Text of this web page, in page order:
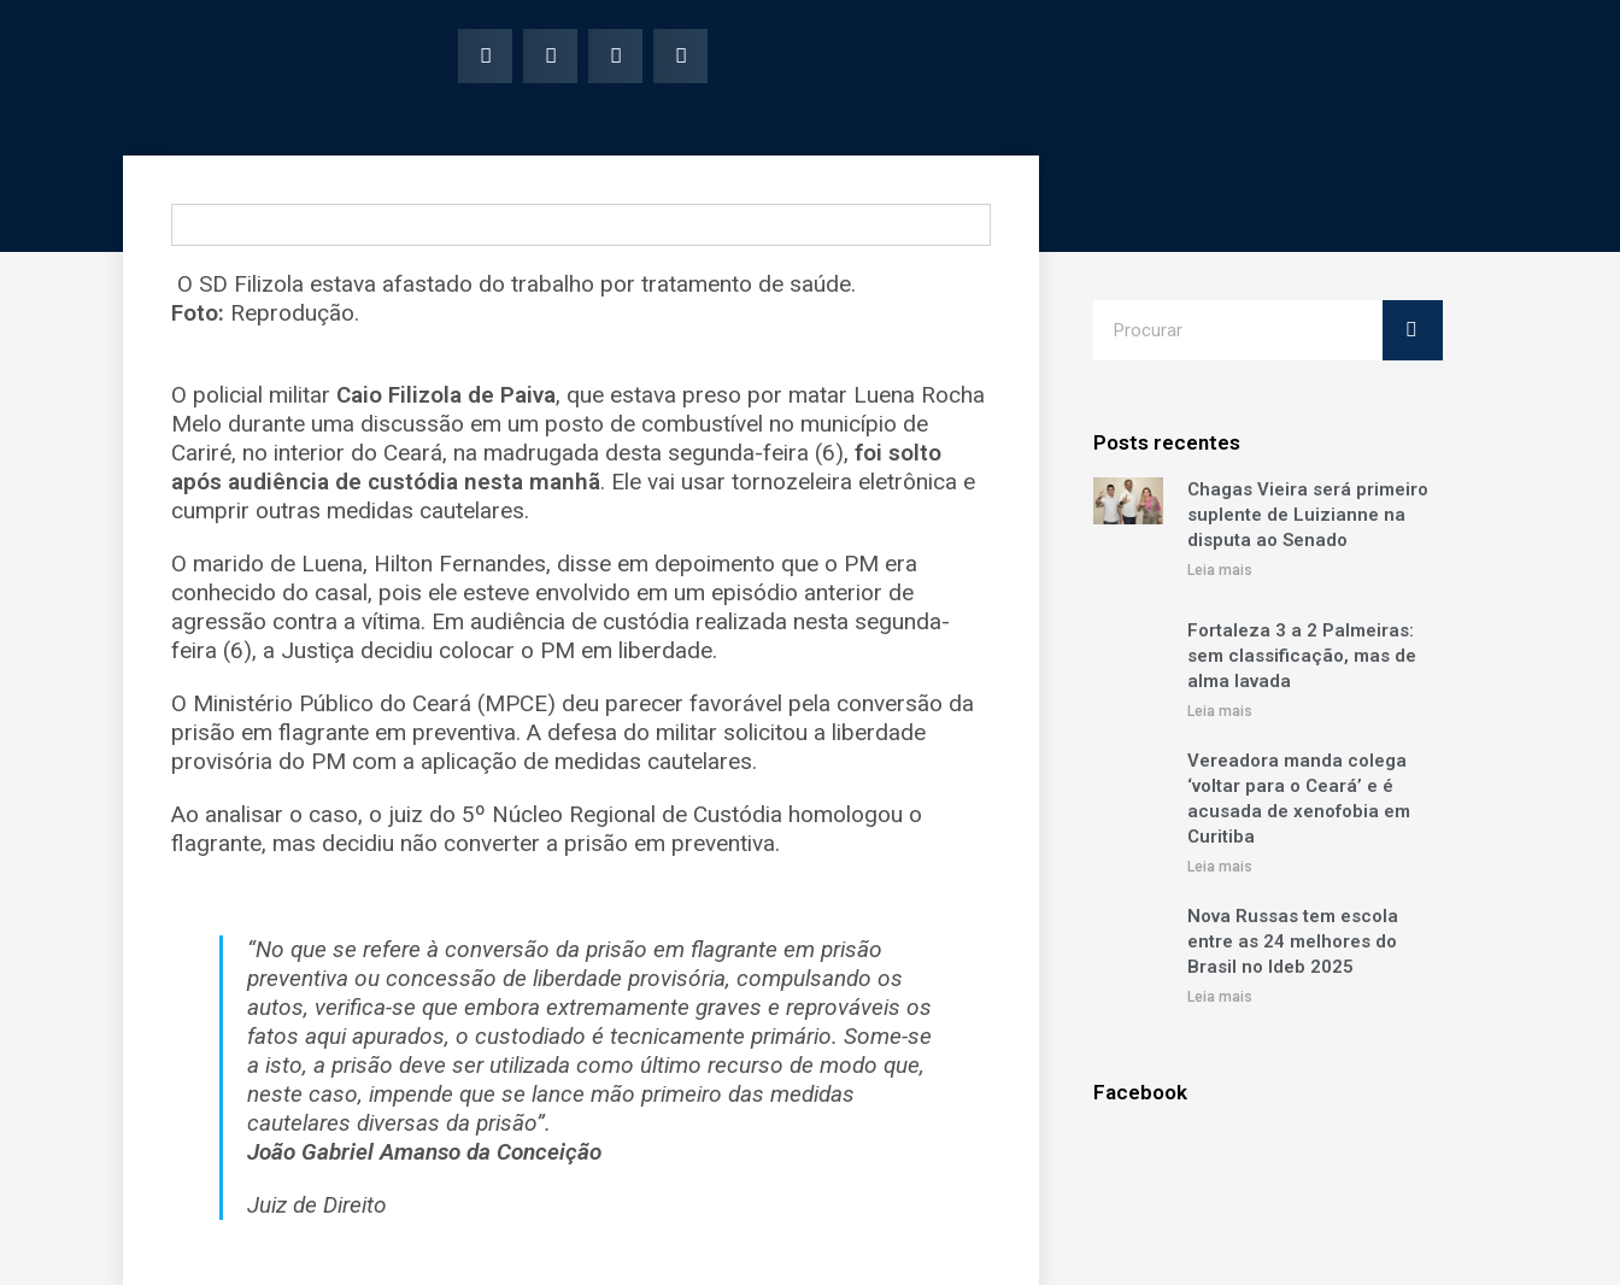
O SD Filizola estava afastado do trabalho por tratamento de saúde.
Foto: Reprodução.
O policial militar Caio Filizola de Paiva, que estava preso por matar Luena Rocha
Melo durante uma discussão em um posto de combustível no município de
Cariré, no interior do Ceará, na madrugada desta segunda-feira (6), foi solto
após audiência de custódia nesta manhã. Ele vai usar tornozeleira eletrônica e
cumprir outras medidas cautelares.
O marido de Luena, Hilton Fernandes, disse em depoimento que o PM era
conhecido do casal, pois ele esteve envolvido em um episódio anterior de
agressão contra a vítima. Em audiência de custódia realizada nesta segunda-
feira (6), a Justiça decidiu colocar o PM em liberdade.
O Ministério Público do Ceará (MPCE) deu parecer favorável pela conversão da
prisão em flagrante em preventiva. A defesa do militar solicitou a liberdade
provisória do PM com a aplicação de medidas cautelares.
Ao analisar o caso, o juiz do 5º Núcleo Regional de Custódia homologou o
flagrante, mas decidiu não converter a prisão em preventiva.
“No que se refere à conversão da prisão em flagrante em prisão
preventiva ou concessão de liberdade provisória, compulsando os
autos, verifica-se que embora extremamente graves e reprováveis os
fatos aqui apurados, o custodiado é tecnicamente primário. Some-se
a isto, a prisão deve ser utilizada como último recurso de modo que,
neste caso, impende que se lance mão primeiro das medidas
cautelares diversas da prisão”.
João Gabriel Amanso da Conceição
Juiz de Direito
Posts recentes
Chagas Vieira será primeiro
suplente de Luizianne na
disputa ao Senado
Leia mais
Fortaleza 3 a 2 Palmeiras:
sem classificação, mas de
alma lavada
Leia mais
Vereadora manda colega
‘voltar para o Ceará’ e é
acusada de xenofobia em
Curitiba
Leia mais
Nova Russas tem escola
entre as 24 melhores do
Brasil no Ideb 2025
Leia mais
Facebook